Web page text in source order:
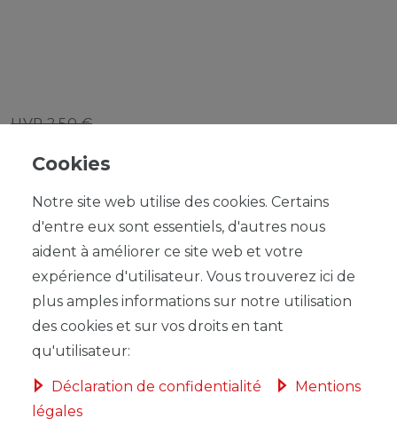
UVP 2,50 €
DANS LE PANIER
Cookies
Notre site web utilise des cookies. Certains
d'entre eux sont essentiels, d'autres nous
aident à améliorer ce site web et votre
expérience d'utilisateur. Vous trouverez ici de
plus amples informations sur notre utilisation
des cookies et sur vos droits en tant
qu'utilisateur:
Déclaration de confidentialité
Mentions
légales